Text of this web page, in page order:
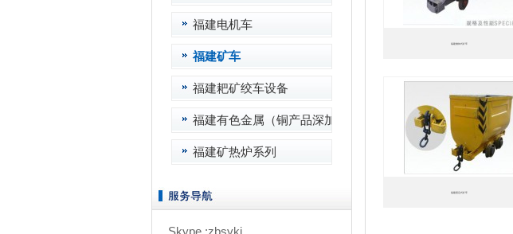
福建电机车
福建矿车
福建耙矿绞车设备
福建有色金属（铜产品深加工）
福建矿热炉系列
Skype :zbsykj
福建侧卸式矿车
福建固定式矿车